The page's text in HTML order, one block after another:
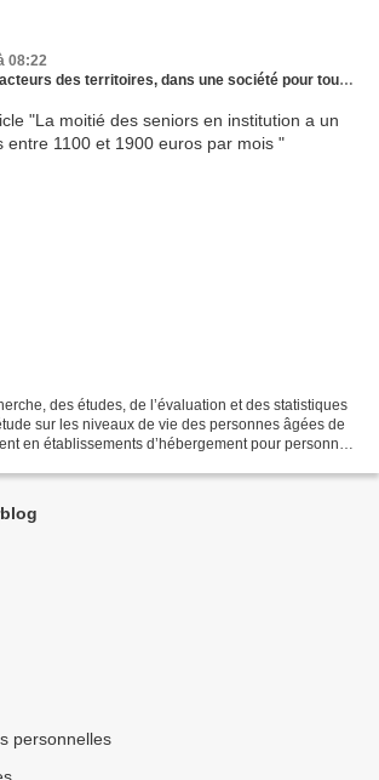
08:22
des territoires, dans une société pour tous les âges
des études, de l’évaluation et des statistiques
sur les niveaux de vie des personnes âgées de
en établissements d’hébergement pour personnes
personnelles